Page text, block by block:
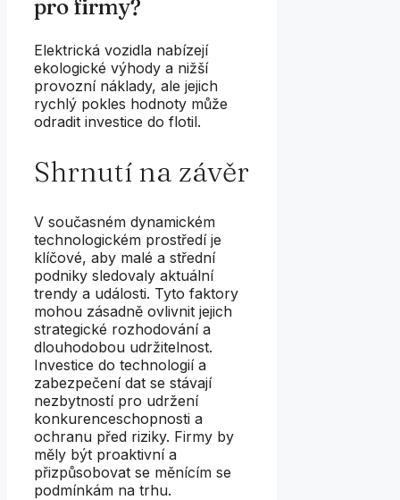
pro firmy?
Elektrická vozidla nabízejí
ekologické výhody a nižší
provozní náklady, ale jejich
rychlý pokles hodnoty může
odradit investice do flotil.
Shrnutí na závěr
V současném dynamickém
technologickém prostředí je
klíčové, aby malé a střední
podniky sledovaly aktuální
trendy a události. Tyto faktory
mohou zásadně ovlivnit jejich
strategické rozhodování a
dlouhodobou udržitelnost.
Investice do technologií a
zabezpečení dat se stávají
nezbytností pro udržení
konkurenceschopnosti a
ochranu před riziky. Firmy by
měly být proaktivní a
přizpůsobovat se měnícím se
podmínkám na trhu.